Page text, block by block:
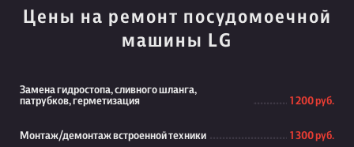
Цены на ремонт посудомоечной
машины LG
Замена гидростопа, сливного шланга,
патрубков, герметизация
1 200 руб.
Монтаж/демонтаж встроенной техники 1 300 руб.